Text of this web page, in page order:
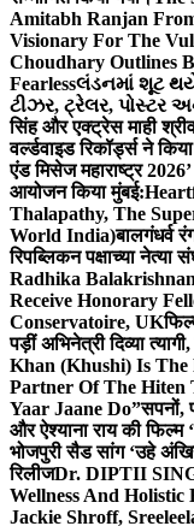
Amitabh Ranjan
Visionary For The
Choudhary Outlines
Fearlessલંડનમાં શૂટ
ટીઝર, ટ્રેલર, પોસ્ટર
सिंह और एक्ट्रेस माही
वर्ल्डवाइड रिकॉर्ड्स ने
एंड मिसेज महाराष्ट्र
आयोजन किया मुंबई:
Thalapathy, The
World India)बालगंधर्व
रिपब्लिकन पक्षाच्या नेत्या
Radhika
Receive Honorary
Conservatoire, UK
पड़ीं अभिनेत्री दिव्या
Khan (Khushi) Is
Partner Of The Hiten
Yaar Jaane Do”सपनों,
और ऐश्याना राय की फिल्म
भोजपुरी सैड सांग ‘उहे
रिलीजDr. DIPTII
Wellness And Holistic
Jackie Shroff,